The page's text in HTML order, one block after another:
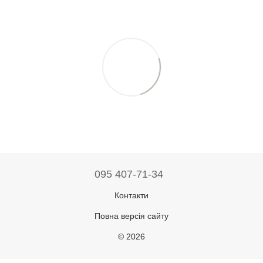
095 407-71-34
Контакти
Повна версія сайту
© 2026